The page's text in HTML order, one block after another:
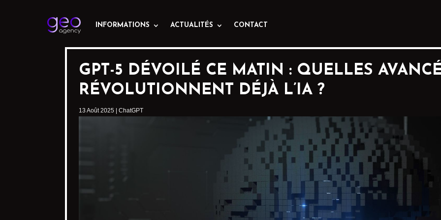
INFORMATIONS ACTUALITÉS CONTACT
GPT-5 DÉVOILÉ CE MATIN : QUELLES
RÉVOLUTIONNENT DÉJÀ L’IA ?
13 Août 2025 ChatGPT